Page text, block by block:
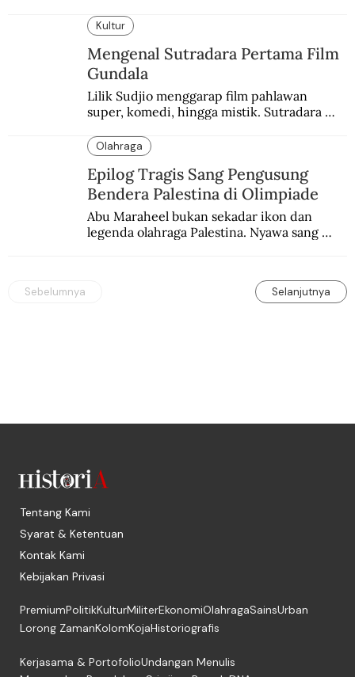
ketegangan antara orang Yahudi dan
penduduk Arab.
Kultur
Mengenal Sutradara Pertama Film
Gundala
Lilik Sudjio menggarap film pahlawan
super, komedi, hingga mistik. Sutradara
Olahraga
Epilog Tragis Sang Pengusung
Bendera Palestina di Olimpiade
Abu Maraheel bukan sekadar ikon dan
legenda olahraga Palestina. Nyawa sang
Sebelumnya Selanjutnya
Tentang Kami
Syarat & Ketentuan
Kontak Kami
Kebijakan Privasi
PremiumPolitikKulturMiliterEkonomiOlahragaSainsUrban
Lorong ZamanKolomKojaHistoriografis
Kerjasama & PortofolioUndangan Menulis